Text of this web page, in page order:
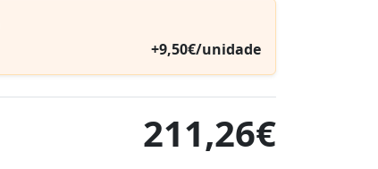
+9,50€/unidade
211,26€